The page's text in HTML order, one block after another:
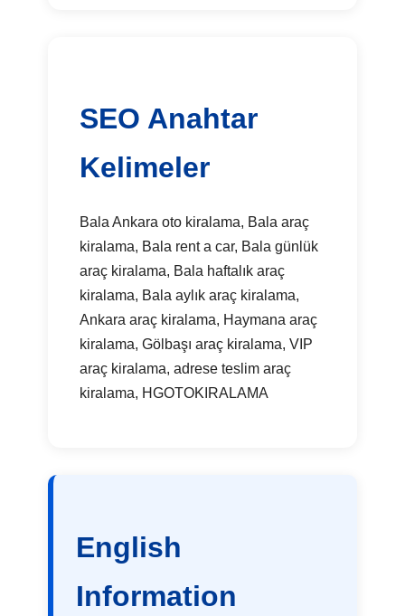
SEO Anahtar
Kelimeler
Bala Ankara oto kiralama, Bala araç
kiralama, Bala rent a car, Bala günlük
araç kiralama, Bala haftalık araç
kiralama, Bala aylık araç kiralama,
Ankara araç kiralama, Haymana araç
kiralama, Gölbaşı araç kiralama, VIP
araç kiralama, adrese teslim araç
kiralama, HGOTOKIRALAMA
English
Information